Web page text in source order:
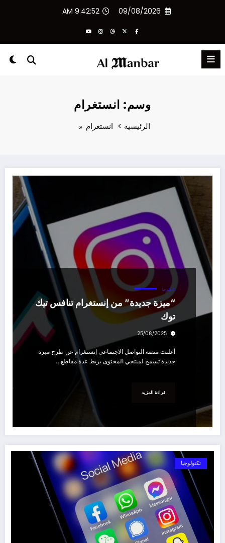
09/08/2026
9:42:53 AM
وسم: انستغرام
الرئيسية انستغرام
تكنولوجيا
“ميزة جديدة” من إنستغرام تنافس تيك
توك
25/08/2025
أعلنت منصة التواصل الاجتماعي إنستغرام عن طرح ميزة
جديدة تسمح لمنتجي المحتوى بربط عدة مقاطع…
قراءة المزيد
تكنولوجيا